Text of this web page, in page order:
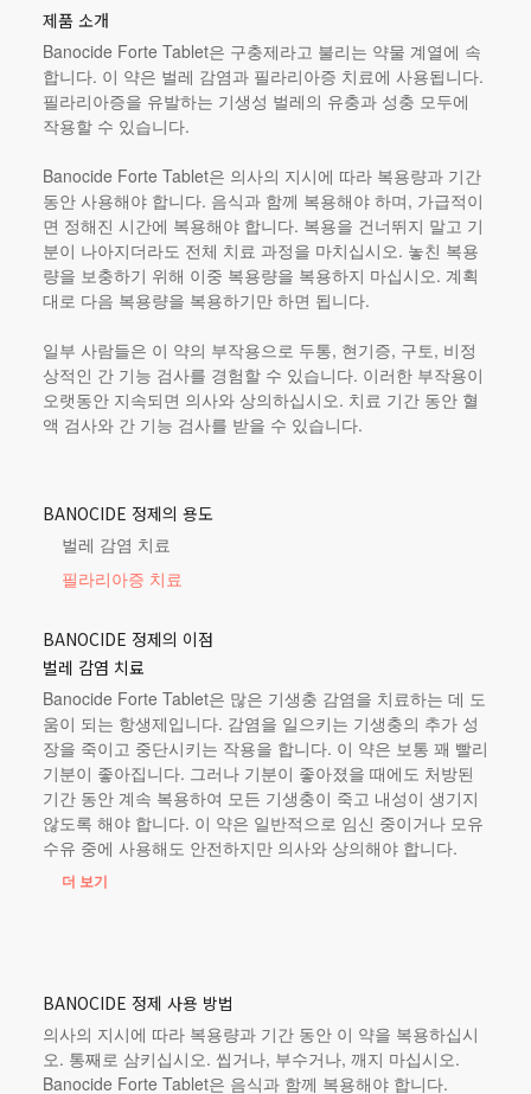
제품 소개
Banocide Forte Tablet은 구충제라고 불리는 약물 계열에 속
합니다. 이 약은 벌레 감염과 필라리아증 치료에 사용됩니다.
필라리아증을 유발하는 기생성 벌레의 유충과 성충 모두에
작용할 수 있습니다.
Banocide Forte Tablet은 의사의 지시에 따라 복용량과 기간
동안 사용해야 합니다. 음식과 함께 복용해야 하며, 가급적이
면 정해진 시간에 복용해야 합니다. 복용을 건너뛰지 말고 기
분이 나아지더라도 전체 치료 과정을 마치십시오. 놓친 복용
량을 보충하기 위해 이중 복용량을 복용하지 마십시오. 계획
대로 다음 복용량을 복용하기만 하면 됩니다.
일부 사람들은 이 약의 부작용으로 두통, 현기증, 구토, 비정
상적인 간 기능 검사를 경험할 수 있습니다. 이러한 부작용이
오랫동안 지속되면 의사와 상의하십시오. 치료 기간 동안 혈
액 검사와 간 기능 검사를 받을 수 있습니다.
BANOCIDE 정제의 용도
벌레 감염 치료
필라리아증 치료
BANOCIDE 정제의 이점
벌레 감염 치료
Banocide Forte Tablet은 많은 기생충 감염을 치료하는 데 도
움이 되는 항생제입니다. 감염을 일으키는 기생충의 추가 성
장을 죽이고 중단시키는 작용을 합니다. 이 약은 보통 꽤 빨리
기분이 좋아집니다. 그러나 기분이 좋아졌을 때에도 처방된
기간 동안 계속 복용하여 모든 기생충이 죽고 내성이 생기지
않도록 해야 합니다. 이 약은 일반적으로 임신 중이거나 모유
수유 중에 사용해도 안전하지만 의사와 상의해야 합니다.
더 보기
BANOCIDE 정제 사용 방법
의사의 지시에 따라 복용량과 기간 동안 이 약을 복용하십시
오. 통째로 삼키십시오. 씹거나, 부수거나, 깨지 마십시오.
Banocide Forte Tablet은 음식과 함께 복용해야 합니다.